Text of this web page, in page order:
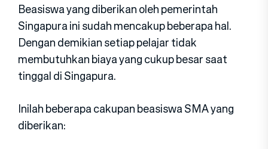
Beasiswa yang diberikan oleh pemerintah
Singapura ini sudah mencakup beberapa hal.
Dengan demikian setiap pelajar tidak
membutuhkan biaya yang cukup besar saat
tinggal di Singapura.
Inilah beberapa cakupan beasiswa SMA yang
diberikan: